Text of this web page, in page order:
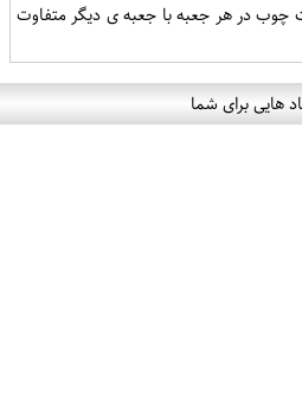
در هر جعبه با جعبه ی دیگر متفاوت
هایی برای شما